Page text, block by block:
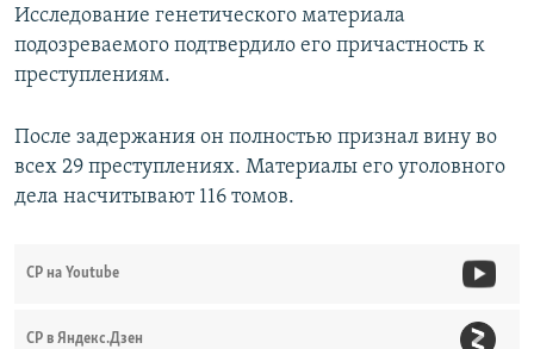
Исследование генетического материала
подозреваемого подтвердило его причастность к
преступлениям.
После задержания он полностью признал вину во
всех 29 преступлениях. Материалы его уголовного
дела насчитывают 116 томов.
СР на Youtube
СР в Яндекс.Дзен